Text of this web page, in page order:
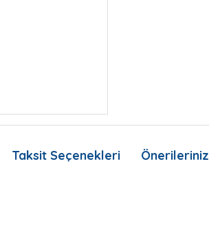
Taksit Seçenekleri Önerileriniz